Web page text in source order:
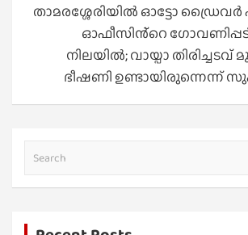
താമരശ്ശേരിയിൽ ഓട്ടോ
ഓഫീസിൻ്റെ
നിലയിൽ; വായ്പാ തിരിച്ചടവ്
ഭീഷണി
a